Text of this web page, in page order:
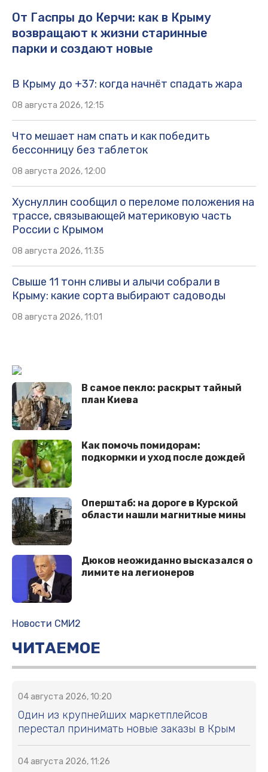
От Гаспры до Керчи: как в Крыму
возвращают к жизни старинные
парки и создают новые
В Крыму до +37: когда начнёт спадать жара
08 августа 2026, 12:15
Что мешает нам спать и как победить
бессонницу без таблеток
08 августа 2026, 12:00
Хуснуллин сообщил о переломе положения на
трассе, связывающей материковую часть
России с Крымом
08 августа 2026, 11:35
Свыше 11 тонн сливы и алычи собрали в
Крыму: какие сорта выбирают садоводы
08 августа 2026, 11:01
В самое пекло: раскрыт тайный
план Киева
Как помочь помидорам:
подкормки и уход после дождей
Оперштаб: на дороге в Курской
области нашли магнитные мины
Дюков неожиданно высказался о
лимите на легионеров
Новости СМИ2
ЧИТАЕМОЕ
04 августа 2026, 10:20
Один из крупнейших маркетплейсов
перестал принимать новые заказы в Крым
04 августа 2026, 11:26